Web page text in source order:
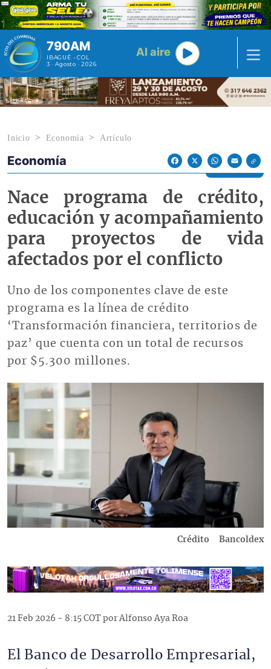
Pasar al contenido principal
790AM
IBAGUÉ - COL
3 · Agosto · 2026
Al aire
Inicio Economía Artículo
Econoticias y Eventos
Economía
FacebookX WhatsAppEmail
Nace programa de crédito,
educación y acompañamiento
para proyectos de vida
afectados por el conflicto
Uno de los componentes clave de este
programa es la línea de crédito
‘Transformación financiera, territorios de
paz’ que cuenta con un total de recursos
por $5.300 millones.
Imagen
Crédito Bancoldex
21 Feb 2026 - 8:15 COT por Alfonso Aya Roa
El Banco de Desarrollo Empresarial,